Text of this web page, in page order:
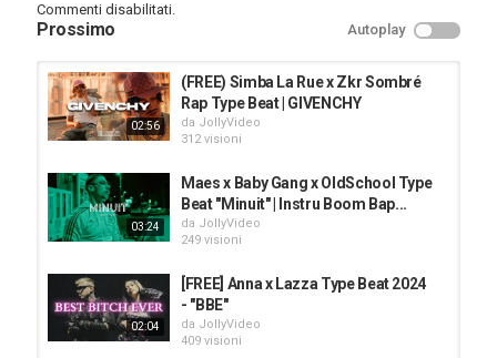
Commenti disabilitati.
Prossimo Autoplay
02:56
(FREE) Simba La Rue x Zkr Sombré
Rap Type Beat | GIVENCHY
da JollyVideo
312 visioni
03:24
Maes x Baby Gang x OldSchool Type
Beat "Minuit" | Instru Boom Bap...
da JollyVideo
249 visioni
02:04
[FREE] Anna x Lazza Type Beat 2024
- "BBE"
da JollyVideo
409 visioni